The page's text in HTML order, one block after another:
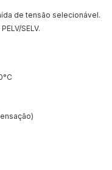
de tensão selecionável.
SELV.